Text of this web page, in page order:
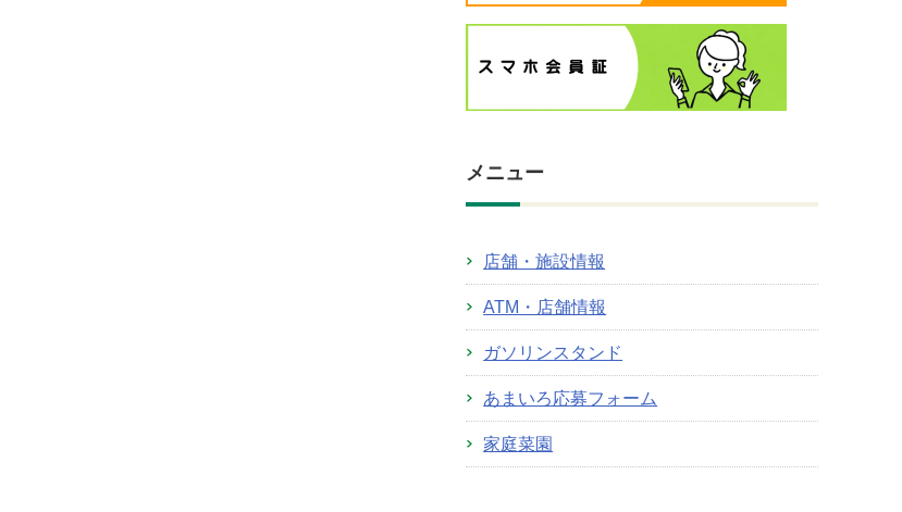
メニュー
店舗・施設情報
ATM・店舗情報
ガソリンスタンド
あまいろ応募フォーム
家庭菜園